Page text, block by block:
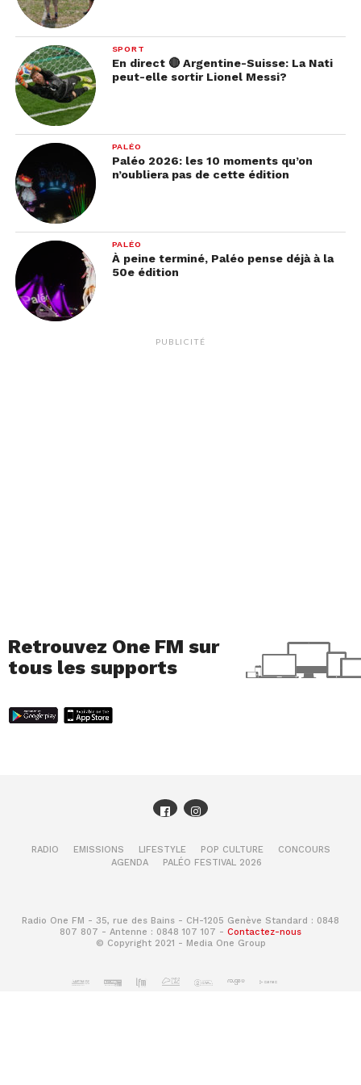
SPORT
En direct 🔴 Argentine-Suisse: La Nati
peut-elle sortir Lionel Messi?
PALÉO
Paléo 2026: les 10 moments qu’on
n’oubliera pas de cette édition
PALÉO
À peine terminé, Paléo pense déjà à la
50e édition
PUBLICITÉ
Retrouvez One FM sur
tous les supports
RADIO EMISSIONS LIFESTYLE POP CULTURE
CONCOURS
AGENDA
PALÉO FESTIVAL 2026
Radio One FM - 35, rue des Bains - CH-1205 Genève Standard : 0848
807 807 - Antenne : 0848 107 107 - Contactez-nous
© Copyright 2021 - Media One Group